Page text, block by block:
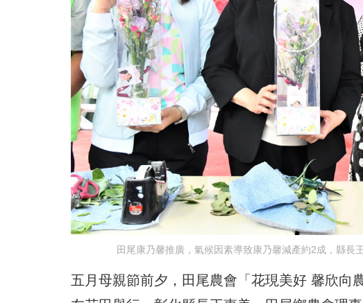
田尾康乃馨推廣，氣候因素導致康乃馨減產約2成，縣長
五月母親節前夕，田尾農會「花現美好 馨欣向